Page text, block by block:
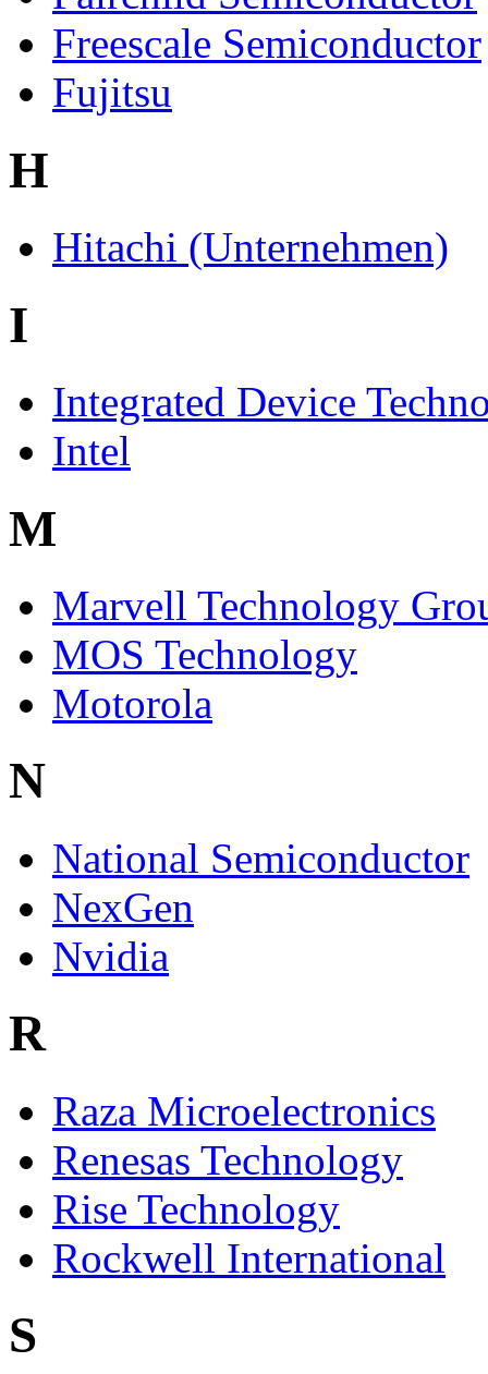
Freescale Semiconductor
Fujitsu
H
Hitachi (Unternehmen)
I
Integrated Device
Intel
M
Marvell Technology
MOS Technology
Motorola
N
National Semiconductor
NexGen
Nvidia
R
Raza Microelectronics
Renesas Technology
Rise Technology
Rockwell International
S